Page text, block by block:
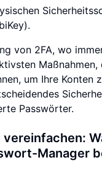
von 2FA, wo
Maßnahmen,
um Ihre Konten
Passwörter.
Manager